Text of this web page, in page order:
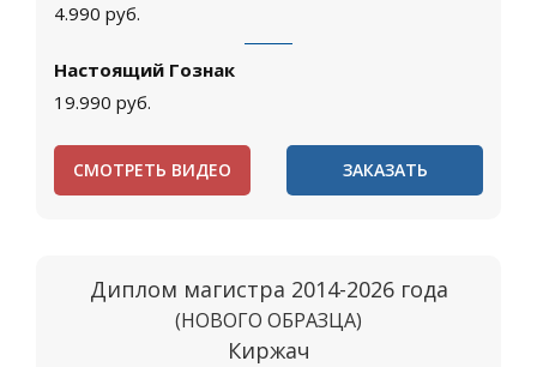
4.990 руб.
Настоящий Гознак
19.990 руб.
СМОТРЕТЬ ВИДЕО ЗАКАЗАТЬ
Диплом магистра 2014-2026 года
(НОВОГО ОБРАЗЦА)
Киржач